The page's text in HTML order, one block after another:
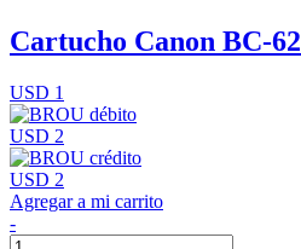
Cartucho Canon BC-
USD 1
USD 2
USD 2
Agregar a mi carrito
-